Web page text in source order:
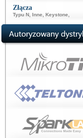
Złącza
Typu N, Inne Keystone